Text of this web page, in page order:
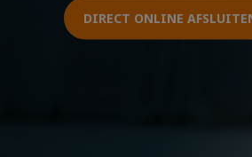
DIRECT ONLINE